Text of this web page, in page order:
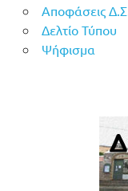
Αποφάσεις Δ.Σ.
Δελτίο Τύπου
Ψήφισμα